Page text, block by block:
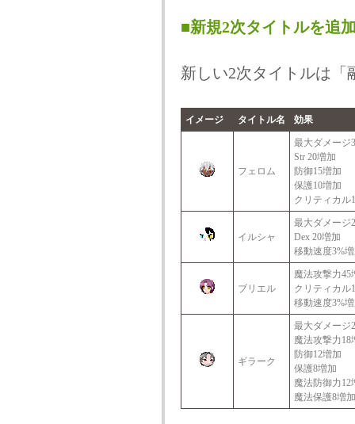
■新規2次タイトルを追
新しい2次タイトルは「
イメージ タイトル名 効果
フェロム
最大ダメージ
Str 20増加
防御15増加
保護10増加
クリティカル
イルシャ
最大ダメージ
Dex 20増加
移動速度3%
ブリエル
魔法攻撃力45
クリティカル
移動速度3%
ギラーク
最大ダメージ
魔法攻撃力18
防御12増加
保護8増加
魔法防御力12
魔法保護8増加